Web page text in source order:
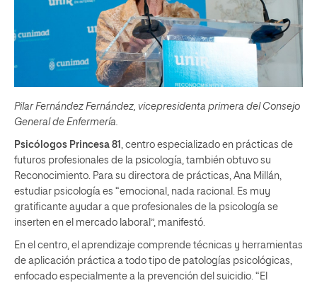
Pilar Fernández Fernández, vicepresidenta primera del Consejo
General de Enfermería.
Psicólogos Princesa 81 , centro especializado en prácticas de
futuros profesionales de la psicología, también obtuvo su
Reconocimiento. Para su directora de prácticas, Ana Millán,
estudiar psicología es “emocional, nada racional. Es muy
gratificante ayudar a que profesionales de la psicología se
inserten en el mercado laboral”, manifestó.
En el centro, el aprendizaje comprende técnicas y herramientas
de aplicación práctica a todo tipo de patologías psicológicas,
enfocado especialmente a la prevención del suicidio. “El